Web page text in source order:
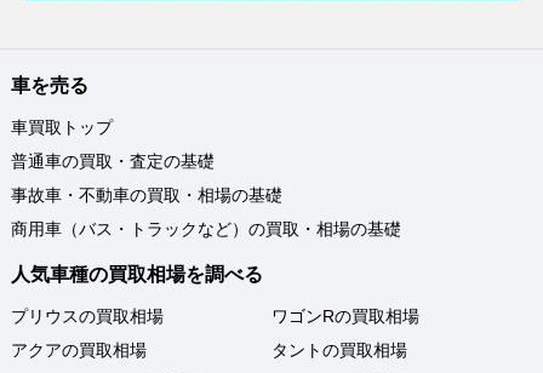
車を売る
車買取トップ
普通車の買取・査定の基礎
事故車・不動車の買取・相場の基礎
商用車（バス・トラックなど）の買取・相場の基礎
人気車種の買取相場を調べる
プリウスの買取相場
アクアの買取相場
ワゴンRの買取相場
タントの買取相場